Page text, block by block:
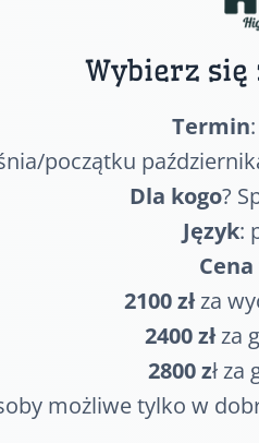
Wybierz się
Termin
początku
Dla kogo?
Język:
2100 złza
2400 złza
2800 zł
możliwe tylko w